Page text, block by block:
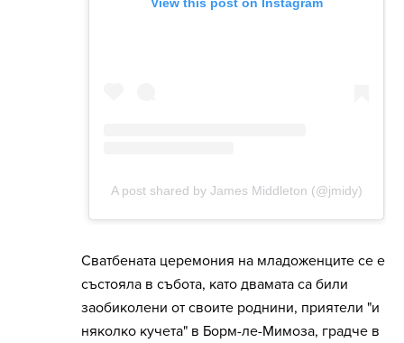
Сватбената церемония на младоженците се е
състояла в събота, като двамата са били
заобиколени от своите роднини, приятели "и
няколко кучета" в Борм-ле-Мимоза, градче в